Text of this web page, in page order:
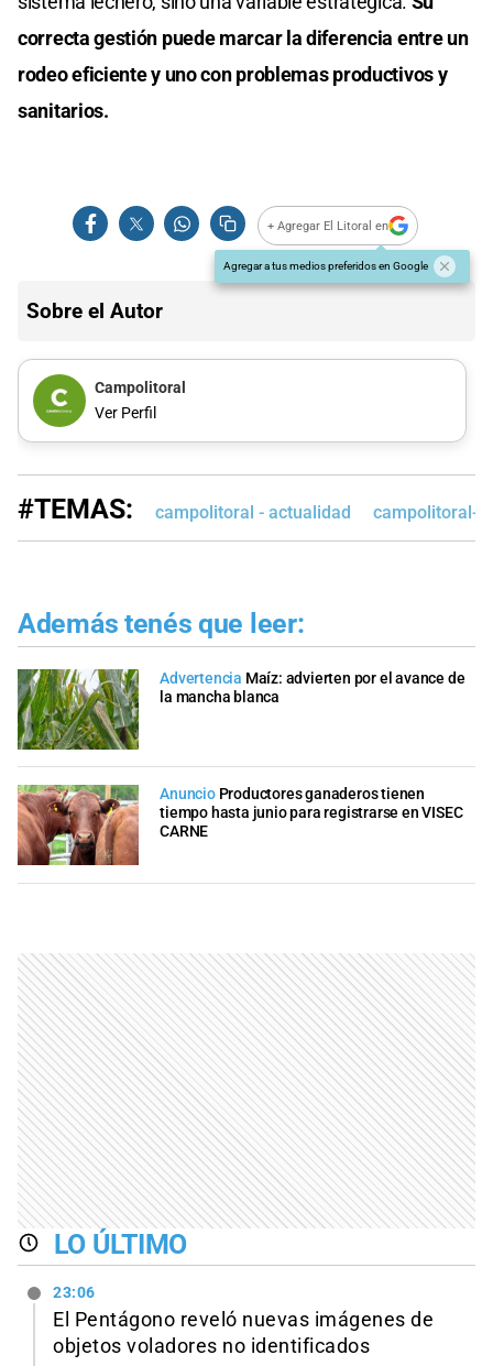
correcta gestión puede marcar la diferencia entre un
rodeo eficiente y uno con problemas productivos y
sanitarios.
+ Agregar El Litoral en
Agregar a tus medios preferidos en Google
Sobre el Autor
Campolitoral
Ver Perfil
#TEMAS: campolitoral - actualidad campolitoral-
Además tenés que leer:
Advertencia Maíz: advierten por el avance de
la mancha blanca
Anuncio Productores ganaderos tienen
tiempo hasta junio para registrarse en VISEC
CARNE
LO ÚLTIMO
23:06
El Pentágono reveló nuevas imágenes de
objetos voladores no identificados